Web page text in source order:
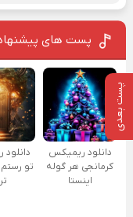
پست بعدی
پست های
دانلود ریمیکس
کرمانجی هر گوله
اینستا
تو